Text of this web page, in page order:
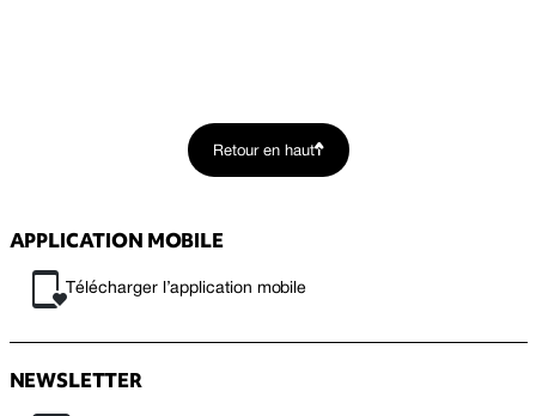
Retour en haut
APPLICATION MOBILE
Télécharger l’application mobile
NEWSLETTER